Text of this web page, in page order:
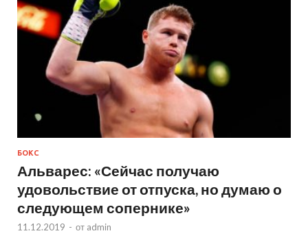
БОКС
Альварес: «Сейчас получаю
удовольствие от отпуска, но думаю о
следующем сопернике»
11.12.2019 - от admin